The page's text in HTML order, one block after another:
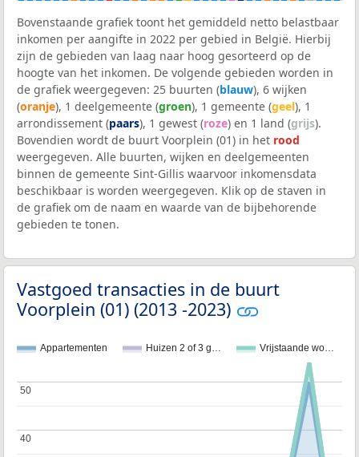
Bovenstaande grafiek toont het gemiddeld netto belastbaar
inkomen per aangifte in 2022 per gebied in België. Hierbij
zijn de gebieden van laag naar hoog gesorteerd op de
hoogte van het inkomen. De volgende gebieden worden in
de grafiek weergegeven: 25 buurten (blauw), 6 wijken
(oranje), 1 deelgemeente (groen), 1 gemeente (geel), 1
arrondissement (paars), 1 gewest (roze) en 1 land (grijs).
Bovendien wordt de buurt Voorplein (01) in het rood
weergegeven. Alle buurten, wijken en deelgemeenten
binnen de gemeente Sint-Gillis waarvoor inkomensdata
beschikbaar is worden weergegeven. Klik op de staven in
de grafiek om de naam en waarde van de bijbehorende
gebieden te tonen.
Vastgoed transacties in de buurt
Voorplein (01) (2013 -2023)
Appartementen Huizen 2 of 3 g… Vrijstaande wo…
40
40
50
50